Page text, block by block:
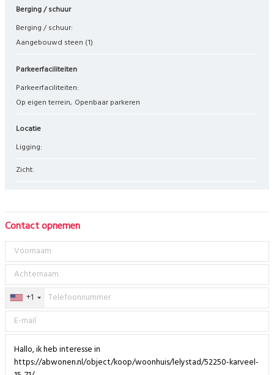
Berging / schuur
Berging / schuur:
Aangebouwd steen (1)
Parkeerfaciliteiten
Parkeerfaciliteiten:
Op eigen terrein Openbaar parkeren
Locatie
Ligging:
Zicht:
Contact opnemen
+1